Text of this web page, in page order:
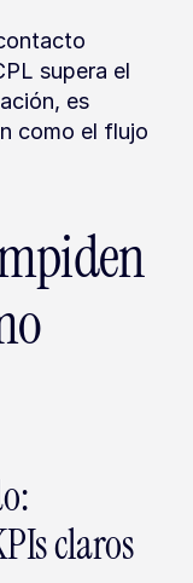
supera el
es
como el flujo
claros